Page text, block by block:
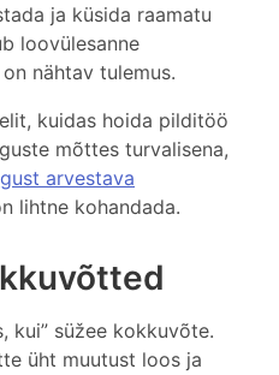
ja küsida raamatu
loovülesanne
nähtav tulemus.
kuidas hoida pilditöö
mõttes turvalisena,
arvestava
lihtne kohandada.
kui” süžee kokkuvõte.
üht muutust loos ja